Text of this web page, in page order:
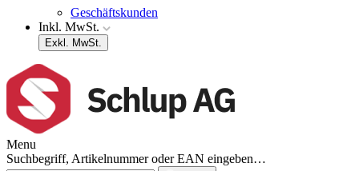
Geschäftskunden
Inkl. MwSt.
Exkl. MwSt.
Menu
Suchbegriff, Artikelnummer oder EAN eingeben…